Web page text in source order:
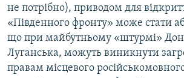
не потрібно), приводом для
«Південного фронту» може стати
що при майбутньому «штурмі»
Луганська, можуть виникнути
правам місцевого